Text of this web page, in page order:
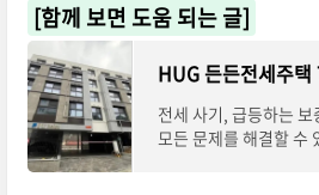
[함께 보면 도움 되는 글]
전세 사기, 급등하는
모든 문제를 해결할 수